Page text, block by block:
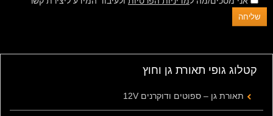
קטלוג גופי תאורת גן וחוץ
תאורת גן – ספוטים ודוקרנים 12V